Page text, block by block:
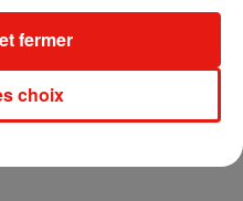
dans son nouveau clip
choix
fermer